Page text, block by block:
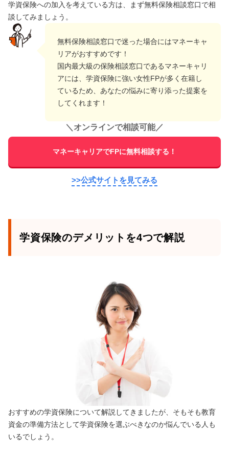
学資保険への加入を考えている方は、まず無料保険相談窓口で相
談してみましょう。
無料保険相談窓口で迷った場合にはマネーキャ
リアがおすすめです！
国内最大級の保険相談窓口であるマネーキャリ
アには、学資保険に強い女性FPが多く在籍し
ているため、あなたの悩みに寄り添った提案を
してくれます！
＼ オンラインで相談可能／
マネーキャリアでFPに無料相談する！
>>公式サイトを見てみる
学資保険のデメリットを4つで解説
おすすめの学資保険について解説してきましたが、そもそも教育
資金の準備方法として学資保険を選ぶべきなのか悩んでいる人も
いるでしょう。